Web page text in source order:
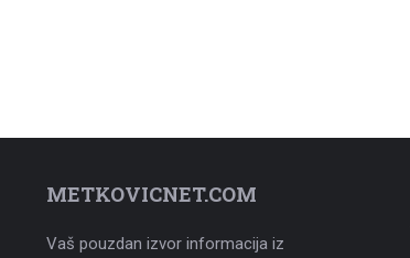
METKOVICNET.COM
Vaš pouzdan izvor informacija iz